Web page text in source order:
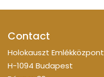
Contact
Holokauszt Emlékközpont
H-1094 Budapest